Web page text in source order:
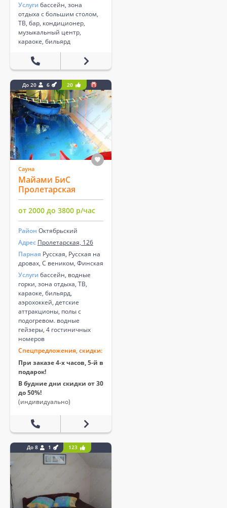
Услуги бассейн, зона
отдыха с большим столом,
ТВ, бар, кондиционер,
музыкальный центр,
караоке, бильярд
До 20 6 20
Сауна
Майами БиС
Пролетарская
от 2000 до 3800 р/час
Район Октябрьский
Адрес Пролетарская, 126
Парная Русская, Русская на
дровах, С веником, Финская
Услуги бассейн, водные
горки, зона отдыха, ТВ,
караоке, бильярд,
аэрохоккей, детские
аттракционы, полы с
подогревом. водные
гейзеры, 4 гостиничных
номеров
Спецпредложения, скидки:
При заказе 4-х часов, 5-й в
подарок!
В будние дни скидки от 30
до 50%!
(индивидуально)
До 8 1 123